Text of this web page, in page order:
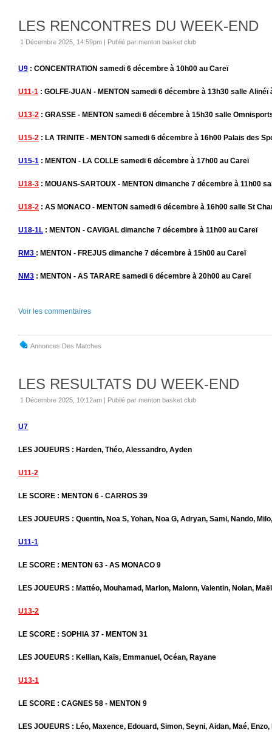
LES RENCONTRES DU WEEK-END
1 Décembre 2025, 14:59pm | Publié par menton basket club
U9 : CONCENTRATION samedi 6 décembre à 10h00 au Careï
U11-1 : GOLFE-JUAN - MENTON samedi 6 décembre à 13h30 salle Alinéï
U13-2 : GRASSE - MENTON samedi 6 décembre à 15h30 salle
U15-2 : LA TRINITE - MENTON samedi 6 décembre à 16h00 Palais des
U15-1 : MENTON - LA COLLE samedi 6 décembre à 17h00 au Careï
U18-3 : MOUANS-SARTOUX - MENTON dimanche 7 décembre à 11h00
U18-2 : AS MONACO - MENTON samedi 6 décembre à 16h00 salle St
U18-1L : MENTON - CAVIGAL dimanche 7 décembre à 11h00 au Careï
RM3 : MENTON - FREJUS dimanche 7 décembre à 15h00 au Careï
NM3 : MENTON - AS TARARE samedi 6 décembre à 20h00 au Careï
Voir les commentaires
Annonces Des Matches
LES RESULTATS DU WEEK-END
1 Décembre 2025, 10:12am | Publié par menton basket club
U7
LES JOUEURS : Harden, Théo, Alessandro, Ayden
U11-2
LE SCORE : MENTON 6 - CARROS 39
LES JOUEURS : Quentin, Noa S, Yohan, Noa G, Adryan, Sami, Nando,
U11-1
LE SCORE : MENTON 63 - AS MONACO 9
LES JOUEURS : Mattéo, Mouhamad, Marlon, Malonn, Valentin, Nolan,
U13-2
LE SCORE : SOPHIA 37 - MENTON 31
LES JOUEURS : Kellian, Kaïs, Emmanuel, Océan, Rayane
U13-1
LE SCORE : CAGNES 58 - MENTON 9
LES JOUEURS : Léo, Maxence, Edouard, Simon, Seyni, Aidan, Maé,